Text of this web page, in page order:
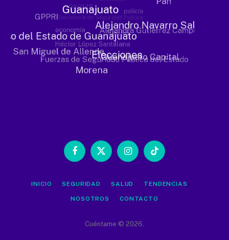
Facebook
X
InstagramTikTok
INICIO SEGURIDAD SALUD TENDENCIAS
NOSOTROS CONTACTO
Cuéntame © 2026.